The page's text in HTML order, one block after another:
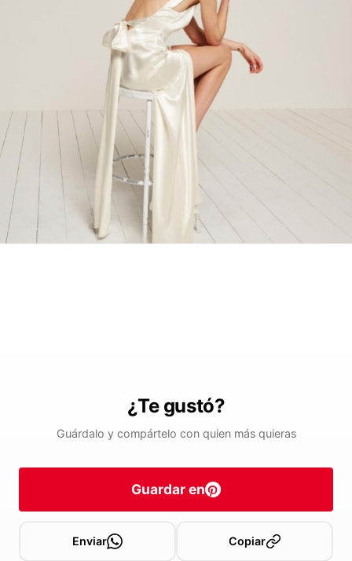
¿Te gustó?
Guárdalo y compártelo con quien más quieras
Guardar en
Enviar Copiar